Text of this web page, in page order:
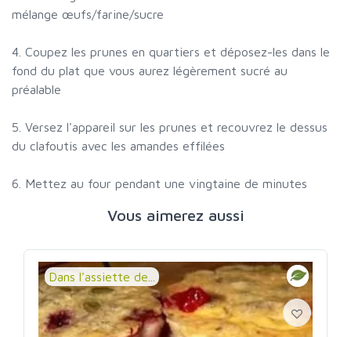
mélange œufs/farine/sucre
4. Coupez les prunes en quartiers et déposez-les dans le
fond du plat que vous aurez légèrement sucré au
préalable
5. Versez l'appareil sur les prunes et recouvrez le dessus
du clafoutis avec les amandes effilées
6. Mettez au four pendant une vingtaine de minutes
Vous aimerez aussi
Dans l'assiette de...